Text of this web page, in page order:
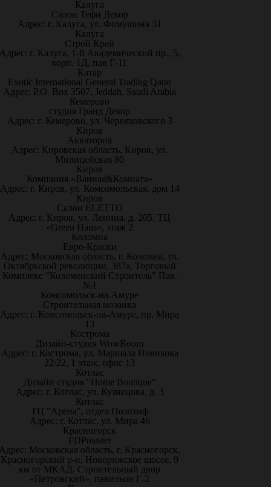
Калуга
Салон Тефи Декор
Адрес: г. Калуга, ул. Фомушина 31
Калуга
Строй Край
г. Калуга, 1-й Академический пр., 5,
корп. 1Д, пав Г-11
Катар
Exotic International General Trading Qatar
Адрес: P.O. Box 3507, Jeddah, Saudi Arabia
Кемерово
студия Гранд Декор
Адрес: г. Кемерово, ул. Черняховского 3
Киров
Акватория
Адрес: Кировская область, Киров, ул.
Милицейская 80
Киров
Компания «Ванная&Комната»
Адрес: г. Киров, ул. Комсомольская, дом 14
Киров
Салон ELETTO
Адрес: г. Киров, ул. Ленина, д. 205, ТЦ
«Green Haus», этаж 2
Коломна
Евро-Краски
Адрес: Московская область, г. Коломна, ул.
Октябрьской революции, 387а, Торговый
Комплекс "Коломенский Строитель" Пав.
№1
Комсомольск-на-Амуре
Строительная мозаика
Адрес: г. Комсомольск-на-Амуре, пр. Мира
13
Кострома
Дизайн-студия WowRoom
Адрес: г. Кострома, ул. Маршала Новикова
22/22, 1 этаж, офис 13
Котлас
Дизайн студия "Home Boutique"
Адрес: г. Котлас, ул. Кузнецова, д. 3
Котлас
ТЦ "Арена", отдел Позитиф
Адрес: г. Котлас, ул. Мира 46
Красногорск
FDPmaster
Московская область, г. Красногорск,
Красногорский р-н, Новорижское шоссе, 9
км от МКАД. Строительный двор
«Петровский», павильон Г-2